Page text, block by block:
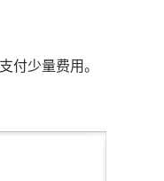
付少量费用。